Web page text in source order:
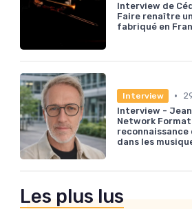
Interview de
Faire renaître
fabriqué en
Interview •
Interview -
Network
reconnaissance
dans les
Les plus lus